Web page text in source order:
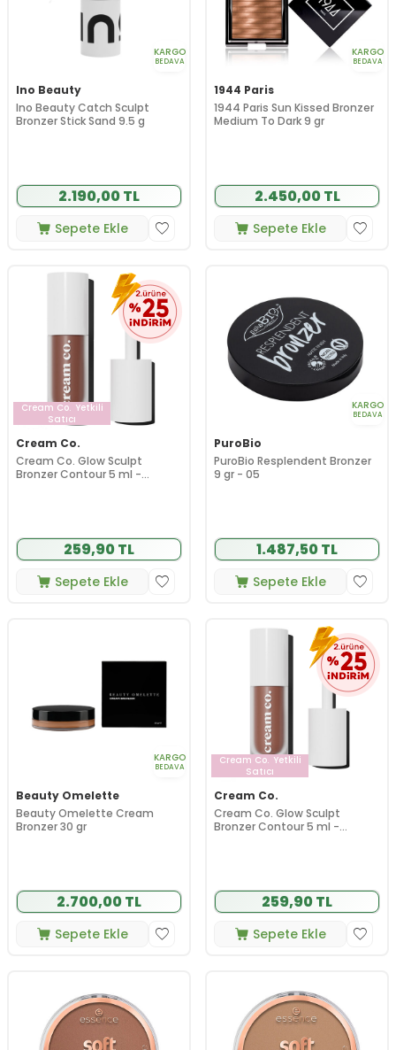
KARGO
BEDAVA
Ino Beauty
Ino Beauty Catch Sculpt
Bronzer Stick Sand 9.5 g
2.190,00 TL
Sepete Ekle
KARGO
BEDAVA
1944 Paris
1944 Paris Sun Kissed Bronzer
Medium To Dark 9 gr
2.450,00 TL
Sepete Ekle
Cream Co. Yetkili
Satıcı
Cream Co.
Cream Co. Glow Sculpt
Bronzer Contour 5 ml -
259,90 TL
Sepete Ekle
KARGO
BEDAVA
PuroBio
PuroBio Resplendent Bronzer
9 gr - 05
1.487,50 TL
Sepete Ekle
KARGO
BEDAVA
Beauty Omelette
Beauty Omelette Cream
Bronzer 30 gr
2.700,00 TL
Sepete Ekle
Cream Co. Yetkili
Satıcı
Cream Co.
Cream Co. Glow Sculpt
Bronzer Contour 5 ml -
259,90 TL
Sepete Ekle